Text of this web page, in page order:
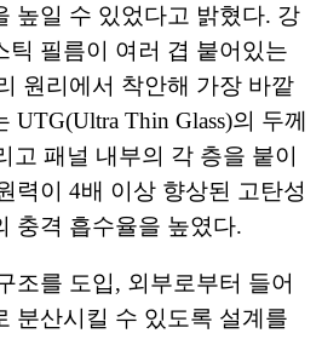
높일 수 있었다고 밝혔다. 강
틱 필름이 여러 겹 붙어있는
원리에서 착안해 가장 바깥
UTG(Ultra Thin Glass)의 두께
고 패널 내부의 각 층을 붙이
력이 4배 이상 향상된 고탄성
충격 흡수율을 높였다.
조를 도입, 외부로부터 들어
분산시킬 수 있도록 설계를